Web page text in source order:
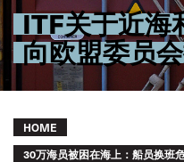
ITF关于近海
向欧盟委员
Breadcrumb
HOME
30万海员被困在海上：船员换班